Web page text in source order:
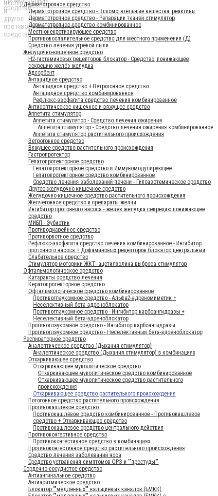
Дерматотропное средство
Дерматотропное средство - Вспомогательные вещества, реактивы
Дерматотропное средство - Репарации тканей стимулятор
Дерматотропное средство комбинированное
Местнонекротизирующее средство
Противовоспалительное средство для местного применения (Д)
Средство лечения угревой сыпи
Желудочно-кишечное средство
H2-гистаминовых рецепторов блокатор - Средство, понижающее
секрецию желёз желудка
Адсорбент
Антацидное средство
Антацидное средство + Ветрогонное средство
Антацидное средство комбинированное
Рефлюкс-эзофагита средство лечения комбинированное
Антисептическое кишечное и вяжущее средство
Аппетита стимулятор
Аппетита стимулятор - Средство лечения ожирения
Аппетита стимулятор - Средство лечения ожирения комбинированное
Аппетита стимулятор растительного происхождения
Ветрогонное средство
Вяжущее средство растительного происхождения
Гастропротектор
Гепатопротекторное средство
Гепатопротекторное средство и Иммуномодулирующее
Гепатопротекторное средство комбинированное
Средство лечения заболеваний печени - Гипоазотемическое средство
Другое желудочно-кишечное средство
Желудочно-кишечное средство растительного происхождения
Желчегонное средство и препараты желчи
Ингибитор протонного насоса - желёз желудка секрецию понижающее
средство
МИБП - Эубиотик
Противодиарейное средство
Противорвотное средство
Рефлюкс-эзофагита средство лечения комбинированное - Ингибитор
протонного насоса + Дофаминовых рецепторов блокатор центральный
Слабительное средство
Стимулятор моторики ЖКТ- ацетилхолина выброса стимулятор
Офтальмологическое средство
Катаракты средство лечения
Кератопротекторное средство
Офтальмологическое средство комбинированное
Противоглаукомное средство - Альфа2-адреномиметик +
Неселективный бета-адреноблокатор
Противоглаукомное средство - Ингибитор карбоангидразы +
Неселективный бета-адреноблокатор
Противоглаукомное средство - Ингибитор карбоангидразы
Противоглаукомное средство - Неселективный бета-адреноблокатор
Респираторное средство
Аналептическое средство (Дыхания стимулятор)
Аналептическое средство (Дыхания стимулятор) в комбинациях
Отхаркивающее средство
Отхаркивающее муколитическое средство
Отхаркивающее муколитическое средство комбинированное
Отхаркивающее муколитическое средство растительного
происхождения
Отхаркивающее средство растительного происхождения
Потогонное средство растительного происхождения
Противокашлевое средство
Противокашлевое средство комбинированное - Противокашлевое
средство + Отхаркивающее средство
Противокашлевое средство центрального действия
Противоконгестивное средство
Противоконгестивное средство в комбинациях
Противоконгестивное средство растительного происхождения
Средство лечения заболеваний носа
Средство устранения симптомов ОРЗ и ""простуды""
Сердечно-сосудистое средство
Антиангинальное средство
Антиаритмическое средство
Блокатор ""медленных"" кальциевых каналов (БМКК)